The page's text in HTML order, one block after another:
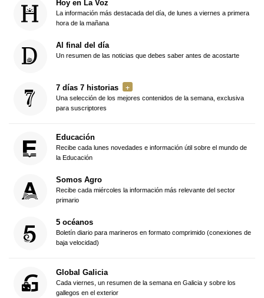
Hoy en La Voz
La información más destacada del día, de lunes a viernes a primera
hora de la mañana
Al final del día
Un resumen de las noticias que debes saber antes de acostarte
7 días 7 historias
Una selección de los mejores contenidos de la semana, exclusiva
para suscriptores
Educación
Recibe cada lunes novedades e información útil sobre el mundo de
la Educación
Somos Agro
Recibe cada miércoles la información más relevante del sector
primario
5 océanos
Boletín diario para marineros en formato comprimido (conexiones de
baja velocidad)
Global Galicia
Cada viernes, un resumen de la semana en Galicia y sobre los
gallegos en el exterior